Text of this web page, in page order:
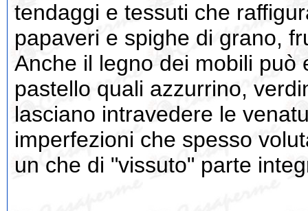
tendaggi e tessuti che
papaveri e spighe di grano,
Anche il legno dei mobili
pastello quali azzurrino,
lasciano intravedere le
imperfezioni che spesso
un che di "vissuto" parte